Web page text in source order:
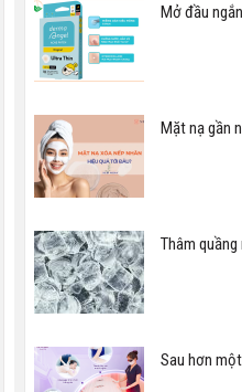
Mở đầu
Mặt nạ gần
Thâm
Sau hơn